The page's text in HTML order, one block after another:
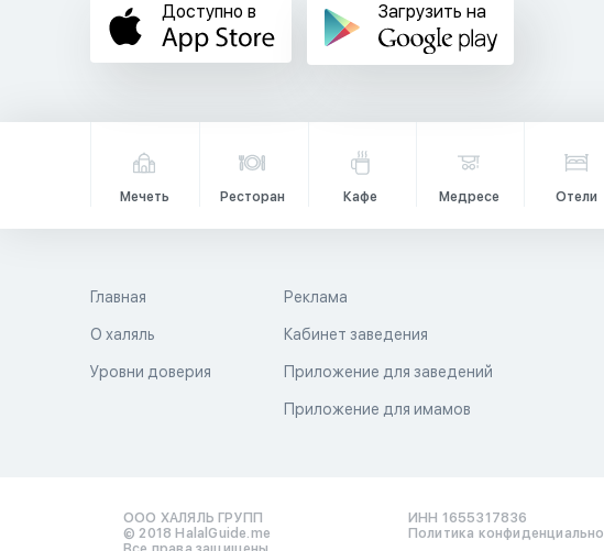
Доступно в Загрузить на
Мечеть Ресторан Кафе Медресе Отели
Главная
О халяль
Уровни доверия
Реклама
Кабинет заведения
Приложение для заведений
Приложение для имамов
ООО ХАЛЯЛЬ ГРУПП
© 2018 HalalGuide.me
ИНН 1655317836
Политика